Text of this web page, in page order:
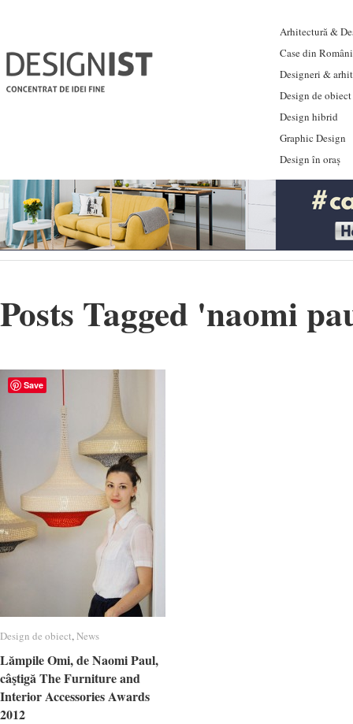
Arhitectură &
Case din
Designeri &
Design de obiect
Design hibrid
Graphic Design
Design în oraș
Posts Tagged 'naomi
Design de obiect,News
Lămpile Omi, de Naomi Paul,
câştigă The Furniture and
Interior Accessories Awards
2012
Design de obiect News
Lămpile Omi, de Naomi Paul,
câştigă The Furniture and
Interior Accessories Awards
2012
Save